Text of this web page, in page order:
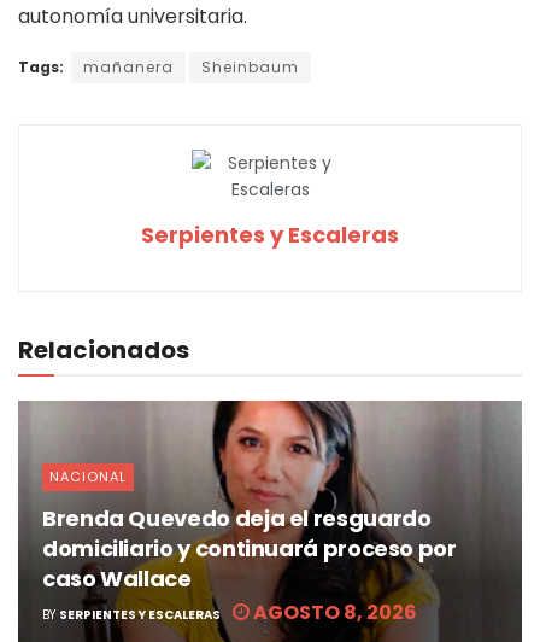
autonomía universitaria.
Tags: mañanera Sheinbaum
Serpientes y Escaleras
Relacionados
NACIONAL
Brenda Quevedo deja el resguardo
domiciliario y continuará proceso por
caso Wallace
BY SERPIENTES Y ESCALERAS AGOSTO 8, 2026